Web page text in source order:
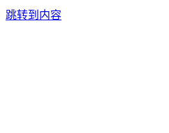
跳转到内容